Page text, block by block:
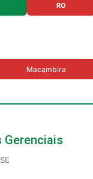
RO
Macambira
Gerenciais